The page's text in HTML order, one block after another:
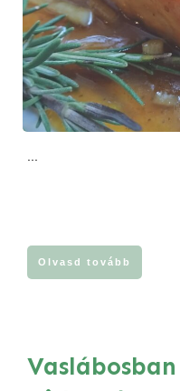
...
Olvasd tovább